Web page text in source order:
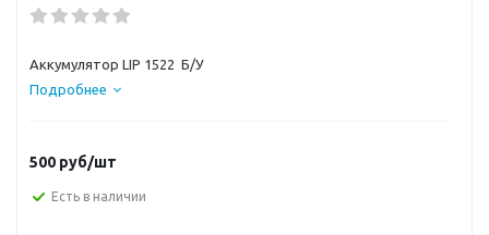
Аккумулятор LIP 1522 Б/У
Подробнее
500 руб/шт
Есть в наличии